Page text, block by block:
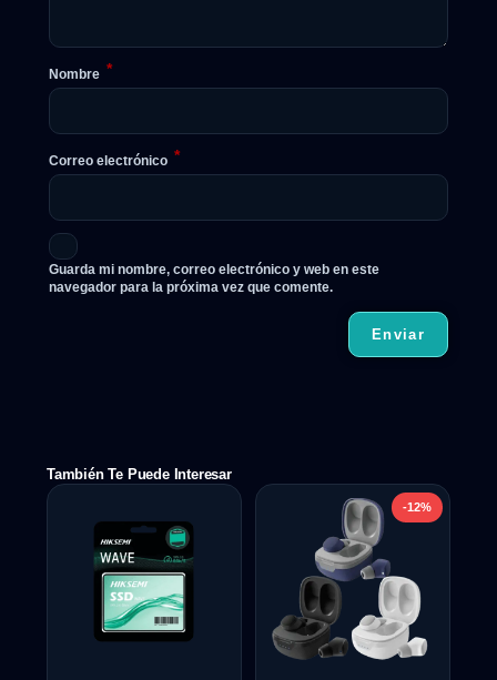
Nombre *
Correo electrónico *
Guarda mi nombre, correo electrónico y web en este
navegador para la próxima vez que comente.
También Te Puede Interesar
-12%